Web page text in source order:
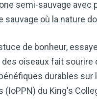
semi-sauvage
sauvage où la nature
de bonheur,
oiseaux fait
durables sur
du King's